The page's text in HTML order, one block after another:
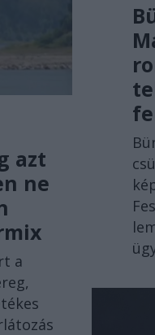
azt
ne
a